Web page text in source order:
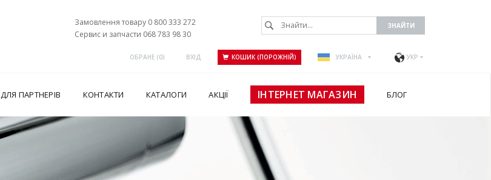
Замовлення товару 0 800 333 272
Сервис и запчасти 068 783 98 30
ОБРАНЕ (0) ВХІД КОШИК (ПОРОЖНІЙ) УКРАЇНА УКР
ДЛЯ ПАРТНЕРІВ КОНТАКТИ КАТАЛОГИ АКЦІЇ ІНТЕРНЕТ МАГАЗИН БЛОГ